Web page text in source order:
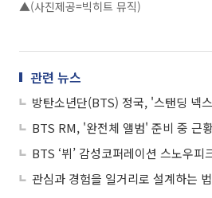
▲(사진제공=빅히트 뮤직)
관련 뉴스
관심과 경험을 일거리로 설계하는 법